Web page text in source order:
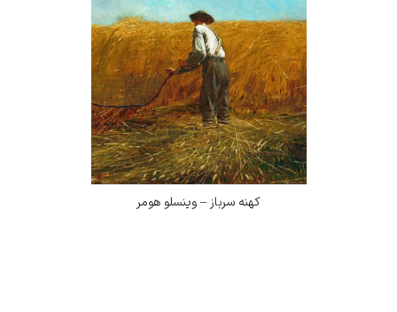
کهنه سرباز – وینسلو هومر